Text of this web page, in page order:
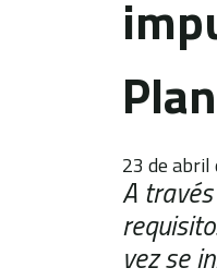
23 de abril
A
vez se